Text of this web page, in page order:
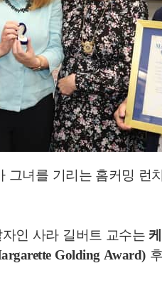
녀를 기리는 홈커밍 런
인 사라 길버트 교수는
Golding Award)후